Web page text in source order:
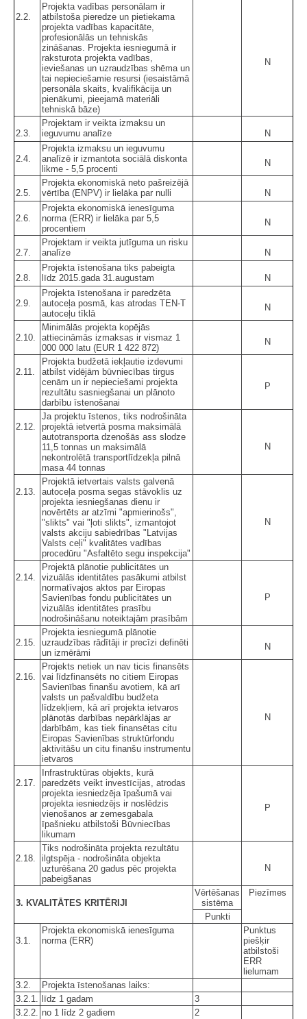
2.2.
Projekta vadības personālam ir
atbilstoša pieredze un pietiekama
projekta vadības kapacitāte,
profesionālās un tehniskās
zināšanas. Projekta iesniegumā ir
raksturota projekta vadības,
ieviešanas un uzraudzības shēma un
tai nepieciešamie resursi (iesaistāmā
personāla skaits, kvalifikācija un
pienākumi, pieejamā materiāli
tehniskā bāze)
N
2.3.
Projektam ir veikta izmaksu un
ieguvumu analīze
N
2.4.
Projekta izmaksu un ieguvumu
analīzē ir izmantota sociālā diskonta
likme - 5,5 procenti
N
2.5.
Projekta ekonomiskā neto pašreizējā
vērtība (ENPV) ir lielāka par nulli
N
2.6.
Projekta ekonomiskā ienesīguma
norma (ERR) ir lielāka par 5,5
procentiem
N
2.7.
Projektam ir veikta jutīguma un risku
analīze
N
2.8.
Projekta īstenošana tiks pabeigta
līdz 2015.gada 31.augustam
N
2.9.
Projekta īstenošana ir paredzēta
autoceļa posmā, kas atrodas TEN-T
autoceļu tīklā
N
2.10.
Minimālās projekta kopējās
attiecināmās izmaksas ir vismaz 1
000 000 latu (EUR 1 422 872)
N
2.11.
Projekta budžetā iekļautie izdevumi
atbilst vidējām būvniecības tirgus
cenām un ir nepieciešami projekta
rezultātu sasniegšanai un plānoto
darbību īstenošanai
P
2.12.
Ja projektu īstenos, tiks nodrošināta
projektā ietvertā posma maksimālā
autotransporta dzenošās ass slodze
11,5 tonnas un maksimālā
nekontrolētā transportlīdzekļa pilnā
masa 44 tonnas
N
2.13.
Projektā ietvertais valsts galvenā
autoceļa posma segas stāvoklis uz
projekta iesniegšanas dienu ir
novērtēts ar atzīmi "apmierinošs",
"slikts" vai "ļoti slikts", izmantojot
valsts akciju sabiedrības "Latvijas
Valsts ceļi" kvalitātes vadības
procedūru "Asfaltēto segu inspekcija"
N
2.14.
Projektā plānotie publicitātes un
vizuālās identitātes pasākumi atbilst
normatīvajos aktos par Eiropas
Savienības fondu publicitātes un
vizuālās identitātes prasību
nodrošināšanu noteiktajām prasībām
P
2.15.
Projekta iesniegumā plānotie
uzraudzības rādītāji ir precīzi definēti
un izmērāmi
N
2.16.
Projekts netiek un nav ticis finansēts
vai līdzfinansēts no citiem Eiropas
Savienības finanšu avotiem, kā arī
valsts un pašvaldību budžeta
līdzekļiem, kā arī projekta ietvaros
plānotās darbības nepārklājas ar
darbībām, kas tiek finansētas citu
Eiropas Savienības struktūrfondu
aktivitāšu un citu finanšu instrumentu
ietvaros
N
2.17.
Infrastruktūras objekts, kurā
paredzēts veikt investīcijas, atrodas
projekta iesniedzēja īpašumā vai
projekta iesniedzējs ir noslēdzis
vienošanos ar zemesgabala
īpašnieku atbilstoši Būvniecības
likumam
P
2.18.
Tiks nodrošināta projekta rezultātu
ilgtspēja - nodrošināta objekta
uzturēšana 20 gadus pēc projekta
pabeigšanas
N
3. KVALITĀTES KRITĒRIJI
Vērtēšanas
sistēma
Piezīmes
Punkti
3.1.
Projekta ekonomiskā ienesīguma
norma (ERR)
Punktus
piešķir
atbilstoši
ERR
lielumam
3.2.
Projekta īstenošanas laiks:
3.2.1.
līdz 1 gadam
3
3.2.2.
no 1 līdz 2 gadiem
2